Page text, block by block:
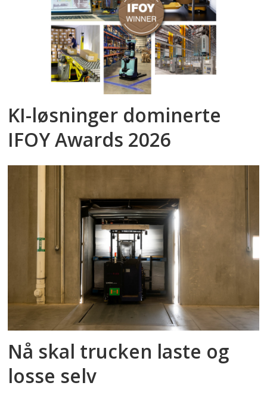
KI-løsninger dominerte
IFOY Awards 2026
Nå skal trucken laste og
losse selv